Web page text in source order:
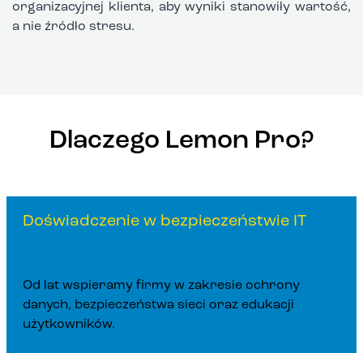
organizacyjnej klienta, aby wyniki stanowiły wartość,
a nie źródło stresu.
Dlaczego Lemon Pro?
Doświadczenie w bezpieczeństwie IT
Od lat wspieramy firmy w zakresie ochrony
danych, bezpieczeństwa sieci oraz edukacji
użytkowników.